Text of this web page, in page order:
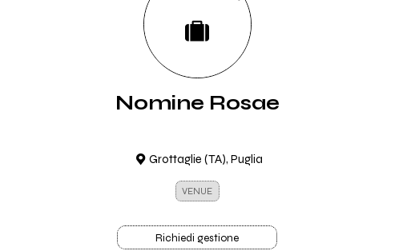
Nomine Rosae
Grottaglie (TA), Puglia
VENUE
Richiedi gestione